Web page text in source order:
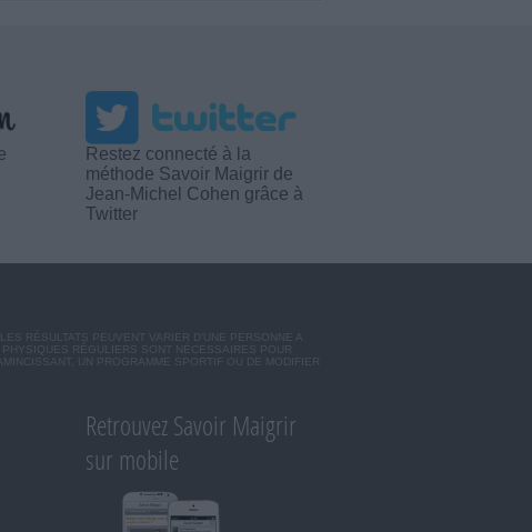
Restez connecté à la
méthode Savoir Maigrir de
Jean-Michel Cohen grâce à
Twitter
RÉSULTATS PEUVENT VARIER D'UNE PERSONNE A
RÉGULIERS SONT NÉCESSAIRES POUR
UN PROGRAMME SPORTIF OU DE MODIFIER
Retrouvez Savoir Maigrir
sur mobile